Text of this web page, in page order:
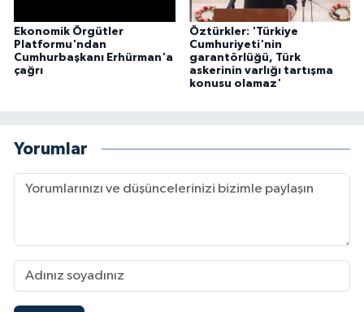
Ekonomik Örgütler
Platformu'ndan
Cumhurbaşkanı Erhürman'a
çağrı
Öztürkler: 'Türkiye
Cumhuriyeti'nin
garantörlüğü, Türk
askerinin varlığı tartışma
konusu olamaz'
Yorumlar